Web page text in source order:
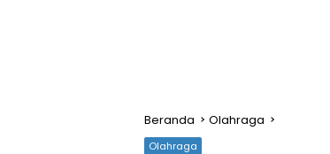
Beranda Olahraga
Olahraga